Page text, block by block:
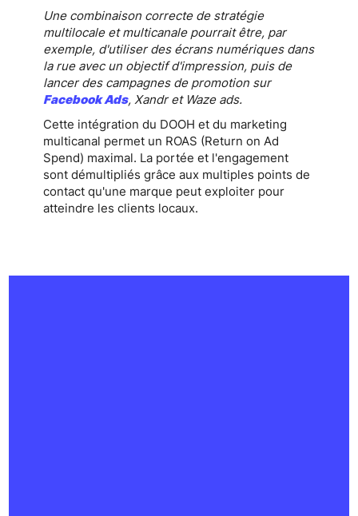
Une combinaison correcte de stratégie
multilocale et multicanale pourrait être, par
exemple, d'utiliser des écrans numériques dans
la rue avec un objectif d'impression, puis de
lancer des campagnes de promotion sur
Facebook Ads, Xandr et Waze ads.
Cette intégration du DOOH et du marketing
multicanal permet un ROAS (Return on Ad
Spend) maximal. La portée et l'engagement
sont démultipliés grâce aux multiples points de
contact qu'une marque peut exploiter pour
atteindre les clients locaux.